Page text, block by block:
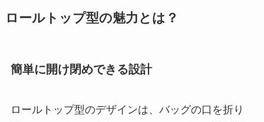
ロールトップ型の魅力とは？
簡単に開け閉めできる設計
ロールトップ型のデザインは、バッグの口を折り